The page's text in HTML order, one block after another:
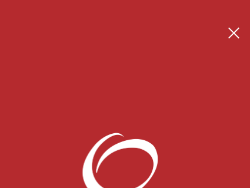
nous contacter en cliquant ci-dessous.
CONTACTEZ NOUS